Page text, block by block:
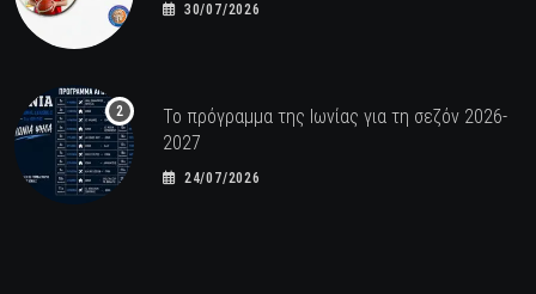
30/07/2026
Το πρόγραμμα της Ιωνίας για τη σεζόν 2026-
2027
24/07/2026